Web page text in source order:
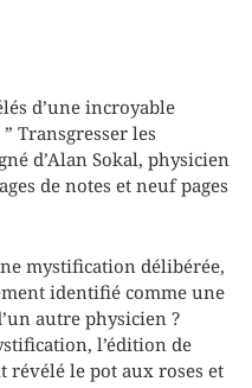
d’une incroyable
Transgresser les
d’Alan Sokal, physicien
de notes et neuf pages
mystification délibérée,
identifié comme une
autre physicien ?
l’édition de
le pot aux roses et